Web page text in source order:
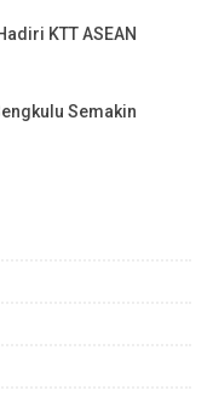
KTT ASEAN
Semakin